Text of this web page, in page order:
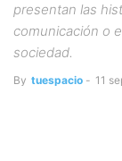
presentan las
comunicación o
sociedad.
By tuespacio - 11